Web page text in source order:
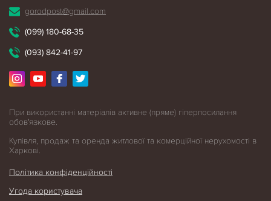
gorodpost@gmail.com
(099) 180-68-35
(093) 842-41-97
При використанні матеріалів активне (пряме) гіперпосилання
обов'язкове.
Купівля, продаж та оренда житлової та комерційної нерухомості в
Харкові.
Політика конфіденційності
Угода користувача